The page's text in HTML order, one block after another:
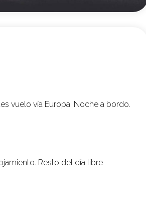
vuelo vía Europa. Noche a bordo.
Resto del día libre